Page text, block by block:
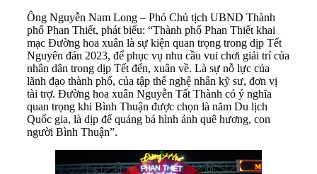
Ông Nguyễn Nam Long – Phó Chủ tịch UBND Thành
phố Phan Thiết, phát biểu: “Thành phố Phan Thiết khai
mạc Đường hoa xuân là sự kiện quan trọng trong dịp Tết
Nguyên đán 2023, để phục vụ nhu cầu vui chơi giải trí của
nhân dân trong dịp Tết đến, xuân về. Là sự nỗ lực của
lãnh đạo thành phố, của tập thể nghệ nhân kỹ sư, đơn vị
tài trợ. Đường hoa xuân Nguyễn Tất Thành có ý nghĩa
quan trọng khi Bình Thuận được chọn là năm Du lịch
Quốc gia, là dịp để quảng bá hình ảnh quê hương, con
người Bình Thuận”.